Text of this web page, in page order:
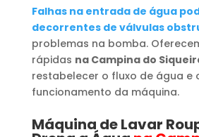
Falhas na entrada de água
decorrentes de válvulas
problemas na bomba.
rápidas na Campina do
restabelecer o fluxo de água e
funcionamento da máquina.
Máquina de Lavar